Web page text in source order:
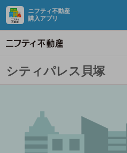
ニフティ不動産
購入アプリ
シティパレス貝塚